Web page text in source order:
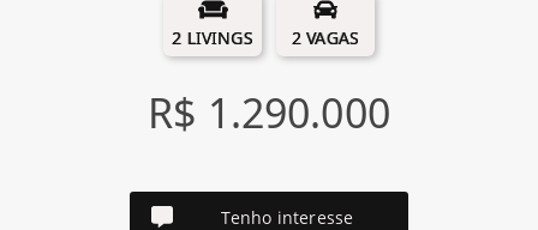
2 LIVINGS 2 VAGAS
R$ 1.290.000
Tenho interesse